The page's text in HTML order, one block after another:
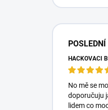
HÁČKOVACÍ
No mě se
doporučuju
lidem co